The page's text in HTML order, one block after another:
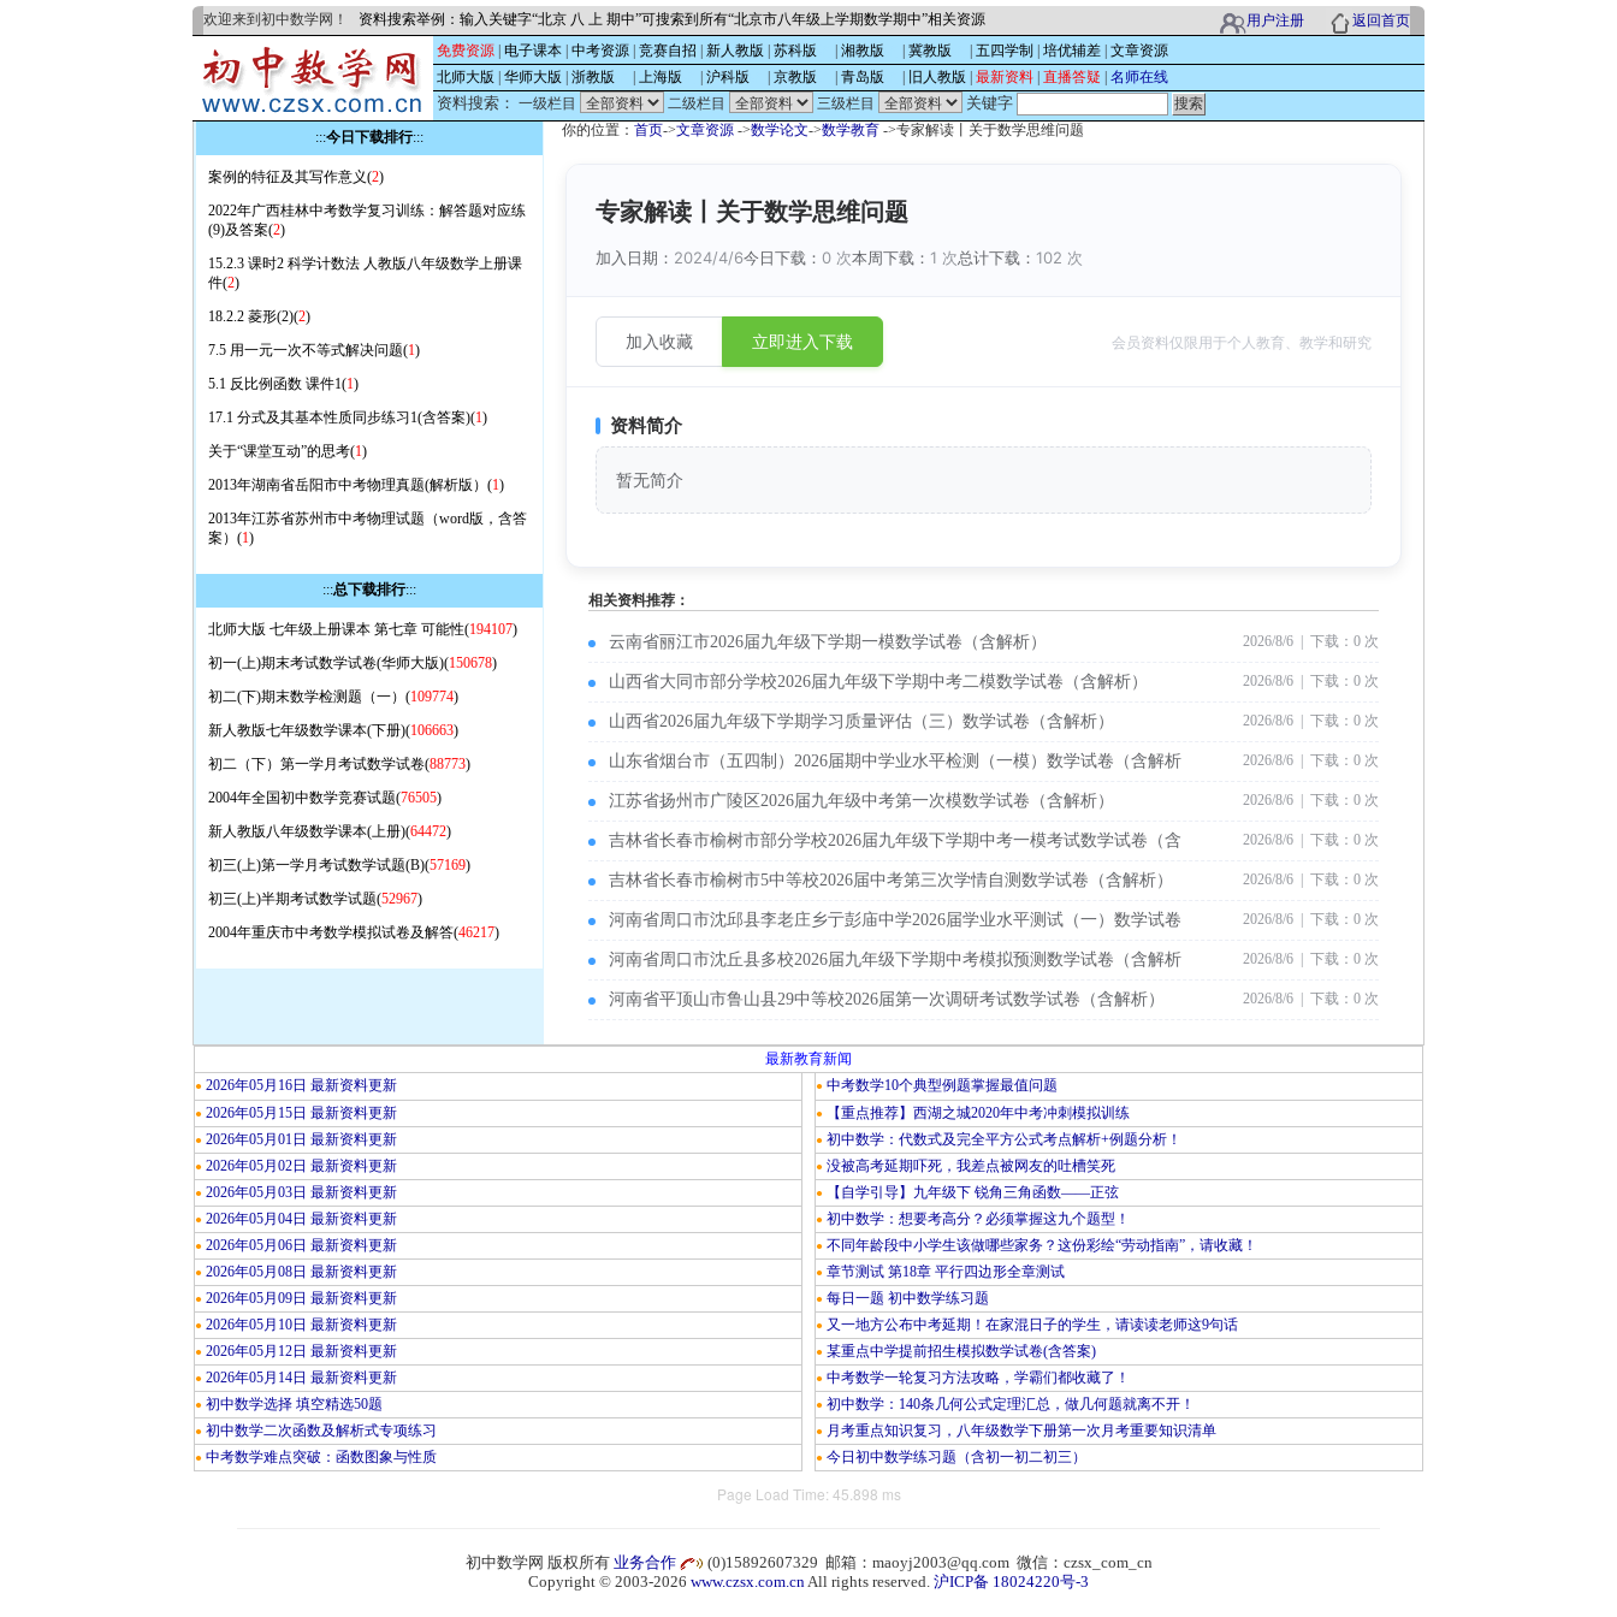
欢迎来到初中数学网！ 资料搜索举例：输入关键字“北京 八 上 期中”可搜索到所有“北京市八年级上学期数学期中”相关资源 用户注册
返回首页
免费资源 电子课本 中考资源 竞赛自招 新人教版 苏科版 湘教版 冀教版 五四学制 培优辅差 文章资源
北师大版
华师大版 浙教版 上海版 沪科版 京教版 青岛版 旧人教版 最新资料 直播答疑 名师在线
资料搜索： 一级栏目 二级栏目 三级栏目 关键字
:::今日下载排行:::
案例的特征及其写作意义(2)
2022年广西桂林中考数学复习训练：解答题对应练
(9)及答案(2)
15.2.3 课时2 科学计数法 人教版八年级数学上册课
件(2)
18.2.2 菱形(2)(2)
7.5 用一元一次不等式解决问题(1)
5.1 反比例函数 课件1(1)
17.1 分式及其基本性质同步练习1(含答案)(1)
关于“课堂互动”的思考(1)
2013年湖南省岳阳市中考物理真题(解析版）(1)
2013年江苏省苏州市中考物理试题（word版，含答
案）(1)
:::总下载排行:::
北师大版 七年级上册课本 第七章 可能性(194107)
初一(上)期末考试数学试卷(华师大版)(150678)
初二(下)期末数学检测题（一）(109774)
新人教版七年级数学课本(下册)(106663)
初二（下）第一学月考试数学试卷(88773)
2004年全国初中数学竞赛试题(76505)
新人教版八年级数学课本(上册)(64472)
初三(上)第一学月考试数学试题(B)(57169)
初三(上)半期考试数学试题(52967)
2004年重庆市中考数学模拟试卷及解答(46217)
你的位置： 首页->文章资源 ->数学论文->数学教育 ->专家解读丨关于数学思维问题
专家解读丨关于数学思维问题
加入日期： 2024/4/6今日下载： 0 次本周下载： 1 次总计下载： 102 次
加入收藏 立即进入下载 会员资料仅限用于个人教育、教学和研究
资料简介
暂无简介
相关资料推荐：
云南省丽江市2026届九年级下学期一模数学试卷（含解析） 2026/8/6 | 下载：0 次
山西省大同市部分学校2026届九年级下学期中考二模数学试卷（含解析） 2026/8/6 | 下载：0 次
山西省2026届九年级下学期学习质量评估（三）数学试卷（含解析） 2026/8/6 | 下载：0 次
山东省烟台市（五四制）2026届期中学业水平检测（一模）数学试卷（含解析 2026/8/6 | 下载：0 次
江苏省扬州市广陵区2026届九年级中考第一次模数学试卷（含解析） 2026/8/6 | 下载：0 次
吉林省长春市榆树市部分学校2026届九年级下学期中考一模考试数学试卷（含 2026/8/6 | 下载：0 次
吉林省长春市榆树市5中等校2026届中考第三次学情自测数学试卷（含解析） 2026/8/6 | 下载：0 次
河南省周口市沈邱县李老庄乡亍彭庙中学2026届学业水平测试（一）数学试卷 2026/8/6 | 下载：0 次
河南省周口市沈丘县多校2026届九年级下学期中考模拟预测数学试卷（含解析 2026/8/6 | 下载：0 次
河南省平顶山市鲁山县29中等校2026届第一次调研考试数学试卷（含解析） 2026/8/6 | 下载：0 次
最新教育新闻
● 2026年05月16日 最新资料更新
● 2026年05月15日 最新资料更新
● 2026年05月01日 最新资料更新
● 2026年05月02日 最新资料更新
● 2026年05月03日 最新资料更新
● 2026年05月04日 最新资料更新
● 2026年05月06日 最新资料更新
● 2026年05月08日 最新资料更新
● 2026年05月09日 最新资料更新
● 2026年05月10日 最新资料更新
● 2026年05月12日 最新资料更新
● 2026年05月14日 最新资料更新
● 初中数学选择 填空精选50题
● 初中数学二次函数及解析式专项练习
● 中考数学难点突破：函数图象与性质
● 中考数学10个典型例题掌握最值问题
● 【重点推荐】西湖之城2020年中考冲刺模拟训练
● 初中数学：代数式及完全平方公式考点解析+例题分析！
● 没被高考延期吓死，我差点被网友的吐槽笑死
● 【自学引导】九年级下 锐角三角函数——正弦
● 初中数学：想要考高分？必须掌握这九个题型！
● 不同年龄段中小学生该做哪些家务？这份彩绘“劳动指南”，请收藏！
● 章节测试 第18章 平行四边形全章测试
● 每日一题 初中数学练习题
● 又一地方公布中考延期！在家混日子的学生，请读读老师这9句话
● 某重点中学提前招生模拟数学试卷(含答案)
● 中考数学一轮复习方法攻略，学霸们都收藏了！
● 初中数学：140条几何公式定理汇总，做几何题就离不开！
● 月考重点知识复习，八年级数学下册第一次月考重要知识清单
● 今日初中数学练习题（含初一初二初三）
Page Load Time: 45.898 ms
初中数学网 版权所有 业务合作
(0)15892607329 邮箱：maoyj2003@qq.com 微信：czsx_com_cn
Copyright © 2003-2026 www.czsx.com.cnAll rights reserved. 沪ICP备 18024220号-3